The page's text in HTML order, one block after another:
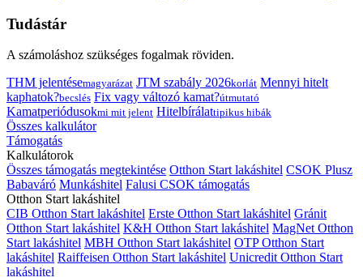
Tudástár
A számoláshoz szükséges fogalmak röviden.
THM jelentésemagyarázat JTM szabály 2026korlát Mennyi hitelt
kaphatok?becslés Fix vagy változó kamat?útmutató
Kamatperiódusokmi mit jelent Hitelbírálattipikus hibák
Összes kalkulátor
Támogatás
Kalkulátorok
Összes támogatás megtekintése Otthon Start lakáshitel CSOK Plusz
Babaváró Munkáshitel Falusi CSOK támogatás
Otthon Start lakáshitel
CIB Otthon Start lakáshitel Erste Otthon Start lakáshitel Gránit
Otthon Start lakáshitel K&H Otthon Start lakáshitel MagNet Otthon
Start lakáshitel MBH Otthon Start lakáshitel OTP Otthon Start
lakáshitel Raiffeisen Otthon Start lakáshitel Unicredit Otthon Start
lakáshitel